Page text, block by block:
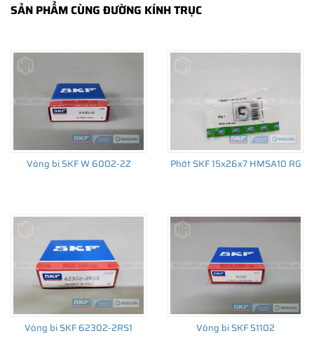
Xem thêm:Ý nghĩa các ký hiệu trên vòng bi cầu SKF
biết lựa chọn loại nào cho phù hợp với nhu cầu của mình. Đừng
Giá bán vòng bi bạc đạn chính hãng SKF
tại NGOCANH.COM
Lấy sự hài lòng của Khách hàng làm thước đo thành công của
doanh nghiệp. NGOCANH.COM luôn cam kếtgiá bán vòng bi bạc
SẢN PHẨM CÙNG ĐƯỜNG KÍNH TRỤC
Vòng bi SKF W 6002-2Z Phớt SKF 15x26x7 HMSA10 RG
Vòng bi SKF 62302-2RS1 Vòng bi SKF 51102